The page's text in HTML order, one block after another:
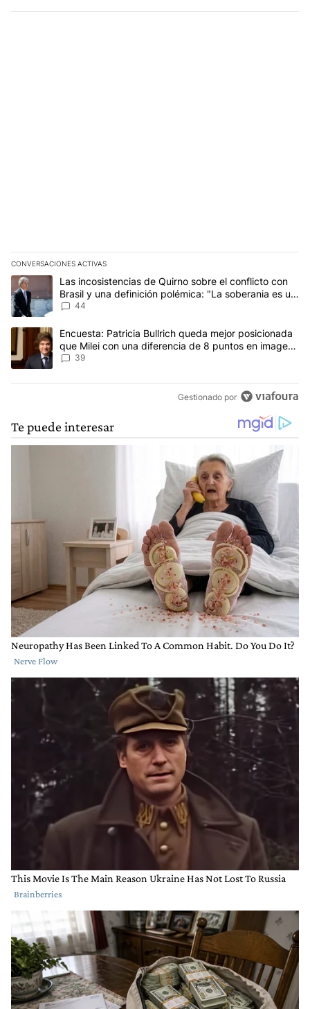
CONVERSACIONES ACTIVAS
Este listado muestra los artículos con más comentarios en los
Un artículo de tendencia con el título "Las incosistencias de
Las incosistencias de Quirno sobre el conflicto con
Brasil y una definición polémica: "La soberania es un
concepto antiguo"
44
Un artículo de tendencia con el título "Encuesta: Patricia
Encuesta: Patricia Bullrich queda mejor posicionada
que Milei con una diferencia de 8 puntos en imagen
negativa
39
Gestionado por